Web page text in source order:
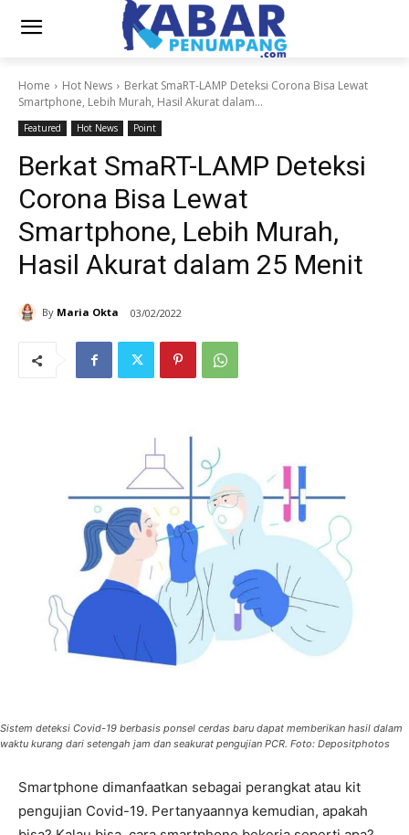
Home Hot News
Berkat SmaRT-LAMP Deteksi Corona Bisa Lewat
Smartphone, Lebih Murah, Hasil Akurat dalam...
Featured Hot News Point
Berkat SmaRT-LAMP Deteksi
Corona Bisa Lewat
Smartphone, Lebih Murah,
Hasil Akurat dalam 25 Menit
By Maria Okta 03/02/2022
Sistem deteksi Covid-19 berbasis ponsel cerdas baru dapat memberikan hasil dalam
waktu kurang dari setengah jam dan seakurat pengujian PCR. Foto: Depositphotos
Smartphone dimanfaatkan sebagai perangkat atau kit
pengujian Covid-19. Pertanyaannya kemudian, apakah